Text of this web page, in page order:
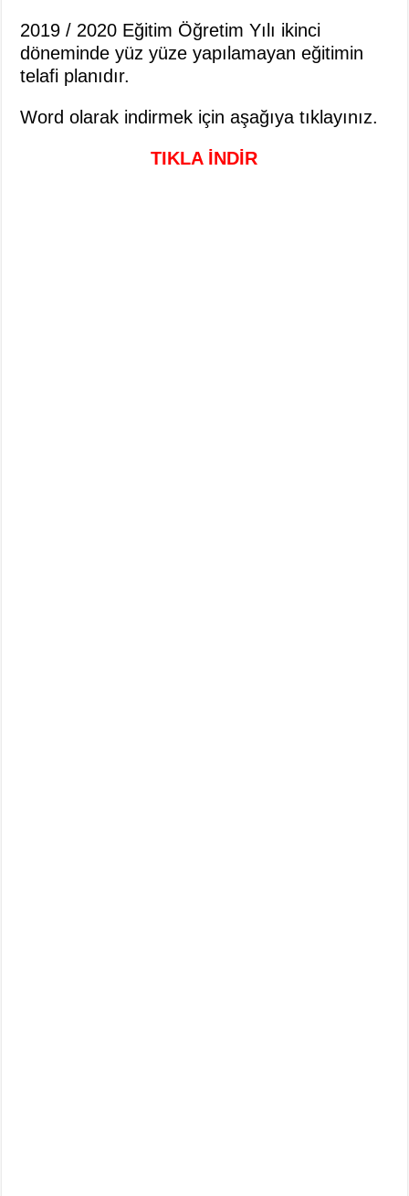
2019 / 2020 Eğitim Öğretim Yılı ikinci
döneminde yüz yüze yapılamayan eğitimin
telafi planıdır.
Word olarak indirmek için aşağıya tıklayınız.
TIKLA İNDİR